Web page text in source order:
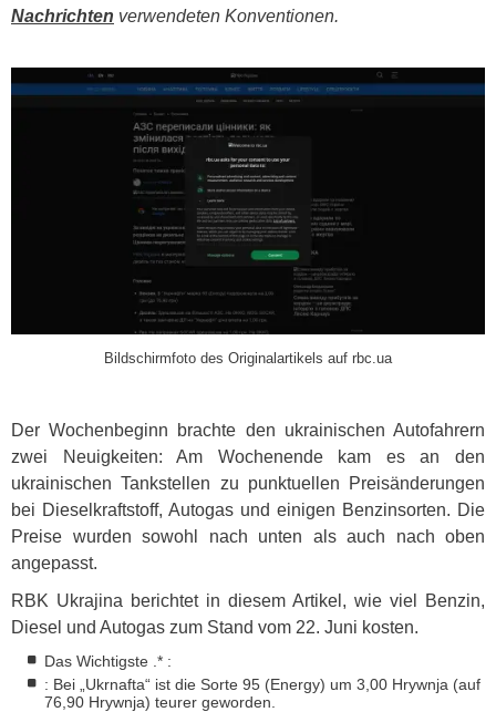
Nachrichten verwendeten Konventionen.
Bildschirmfoto des Originalartikels auf rbc.ua
Der Wochenbeginn brachte den ukrainischen Autofahrern
zwei Neuigkeiten: Am Wochenende kam es an den
ukrainischen Tankstellen zu punktuellen Preisänderungen
bei Dieselkraftstoff, Autogas und einigen Benzinsorten. Die
Preise wurden sowohl nach unten als auch nach oben
angepasst.
RBK Ukrajina berichtet in diesem Artikel, wie viel Benzin,
Diesel und Autogas zum Stand vom 22. Juni kosten.
Das Wichtigste .* :
: Bei „Ukrnafta“ ist die Sorte 95 (Energy) um 3,00 Hrywnja (auf
76,90 Hrywnja) teurer geworden.